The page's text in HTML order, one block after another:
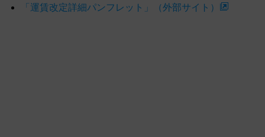
「運賃改定詳細パンフレット」（外部サイト）